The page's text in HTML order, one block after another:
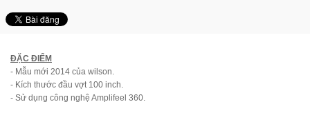
ĐẶC ĐIỂM
- Mẫu mới 2014 của wilson.
- Kích thước đầu vợt 100 inch.
- Sử dụng công nghệ Amplifeel 360.